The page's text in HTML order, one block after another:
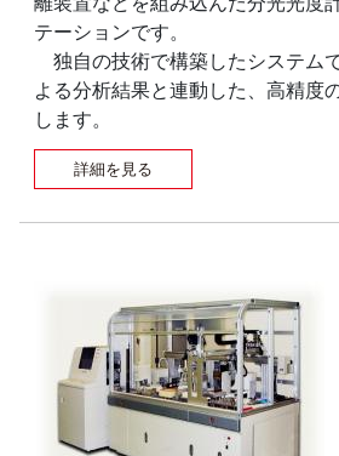
テーションです。
独自の技術で構築したシステム
よる分析結果と連動した、高精度
します。
詳細を見る